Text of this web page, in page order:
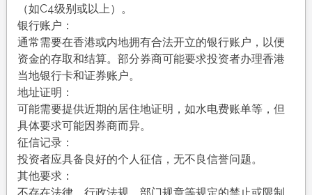
（如C4级别或以上）。
银行账户：
通常需要在香港或内地拥有合法开立的银行账户，以便
资金的存取和结算。部分券商可能要求投资者办理香港
当地银行卡和证券账户。
地址证明：
可能需要提供近期的居住地证明，如水电费账单等，但
具体要求可能因券商而异。
征信记录：
投资者应具备良好的个人征信，无不良信誉问题。
其他要求：